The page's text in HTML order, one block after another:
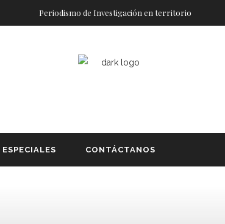
Periodismo de Investigación en territorio
ESPECIALES CONTÁCTANOS